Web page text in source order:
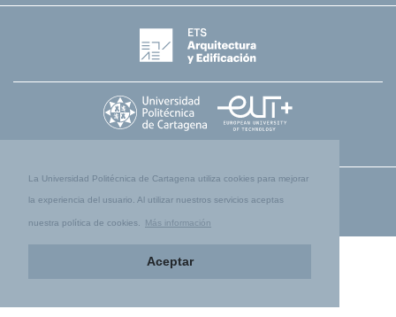
La Universidad Politécnica de Cartagena utiliza cookies para mejorar
la experiencia del usuario. Al utilizar nuestros servicios aceptas
nuestra política de cookies. Más información
Aceptar